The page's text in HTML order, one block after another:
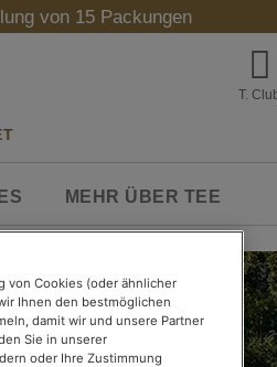
von 15 Packungen
T.
MEHR ÜBER TEE
von Cookies (oder ähnlicher
Ihnen den bestmöglichen
damit wir und unsere Partner
Sie in unserer
oder Ihre Zustimmung